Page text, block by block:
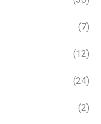
(7)
(12)
(24)
(2)